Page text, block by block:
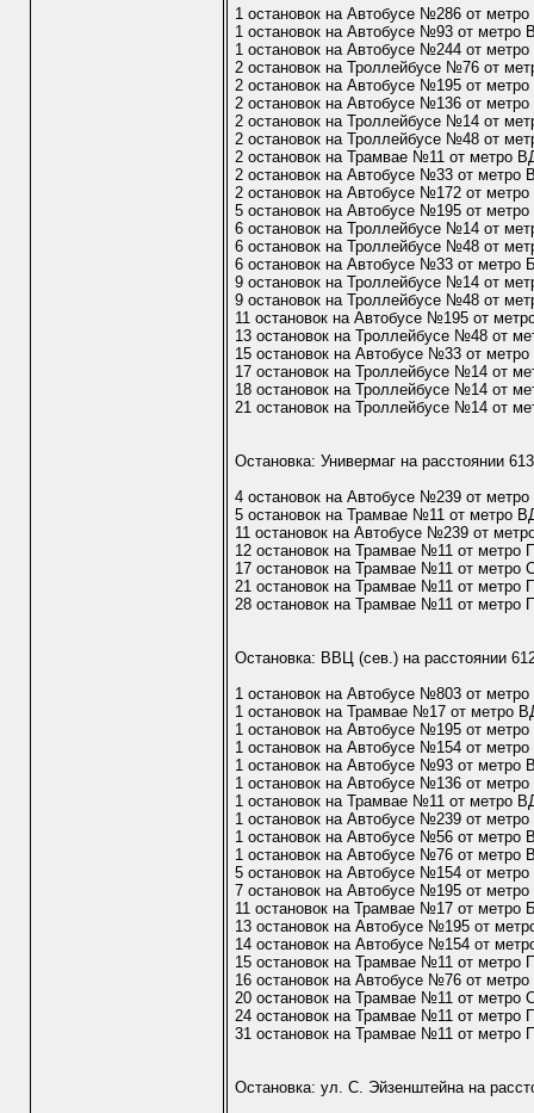
1 остановок на Автобусе №286 от
1 остановок на Автобусе №93 от метро
1 остановок на Автобусе №244 от
2 остановок на Троллейбусе №76 от
2 остановок на Автобусе №195 от
2 остановок на Автобусе №136 от
2 остановок на Троллейбусе №14 от
2 остановок на Троллейбусе №48 от
2 остановок на Трамвае №11 от метро
2 остановок на Автобусе №33 от метро
2 остановок на Автобусе №172 от
5 остановок на Автобусе №195 от
6 остановок на Троллейбусе №14 от
6 остановок на Троллейбусе №48 от
6 остановок на Автобусе №33 от метро
9 остановок на Троллейбусе №14 от
9 остановок на Троллейбусе №48 от
11 остановок на Автобусе №195 от
13 остановок на Троллейбусе №48 от
15 остановок на Автобусе №33 от
17 остановок на Троллейбусе №14 от
18 остановок на Троллейбусе №14 от
21 остановок на Троллейбусе №14 от
Остановка: Универмаг на расстоянии
4 остановок на Автобусе №239 от
5 остановок на Трамвае №11 от метро
11 остановок на Автобусе №239 от
12 остановок на Трамвае №11 от метро
17 остановок на Трамвае №11 от метро
21 остановок на Трамвае №11 от метро
28 остановок на Трамвае №11 от метро
Остановка: ВВЦ (сев.) на расстоянии
1 остановок на Автобусе №803 от
1 остановок на Трамвае №17 от метро
1 остановок на Автобусе №195 от
1 остановок на Автобусе №154 от
1 остановок на Автобусе №93 от метро
1 остановок на Автобусе №136 от
1 остановок на Трамвае №11 от метро
1 остановок на Автобусе №239 от
1 остановок на Автобусе №56 от метро
1 остановок на Автобусе №76 от метро
5 остановок на Автобусе №154 от
7 остановок на Автобусе №195 от
11 остановок на Трамвае №17 от метро
13 остановок на Автобусе №195 от
14 остановок на Автобусе №154 от
15 остановок на Трамвае №11 от метро
16 остановок на Автобусе №76 от
20 остановок на Трамвае №11 от метро
24 остановок на Трамвае №11 от метро
31 остановок на Трамвае №11 от метро
Остановка: ул. С. Эйзенштейна на